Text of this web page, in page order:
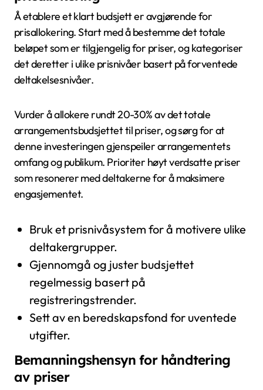
Å etablere et klart budsjett er avgjørende for
prisallokering. Start med å bestemme det totale
beløpet som er tilgjengelig for priser, og kategoriser
det deretter i ulike prisnivåer basert på forventede
deltakelsesnivåer.
Vurder å allokere rundt 20-30% av det totale
arrangementsbudsjettet til priser, og sørg for at
denne investeringen gjenspeiler arrangementets
omfang og publikum. Prioriter høyt verdsatte priser
som resonerer med deltakerne for å maksimere
engasjementet.
Bruk et prisnivåsystem for å motivere ulike
deltakergrupper.
Gjennomgå og juster budsjettet
regelmessig basert på
registreringstrender.
Sett av en beredskapsfond for uventede
utgifter.
Bemanningshensyn for håndtering
av priser